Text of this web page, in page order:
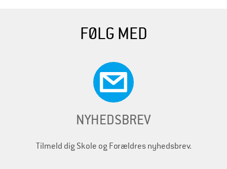
FØLG MED
NYHEDSBREV
Tilmeld dig Skole og Forældres nyhedsbrev.